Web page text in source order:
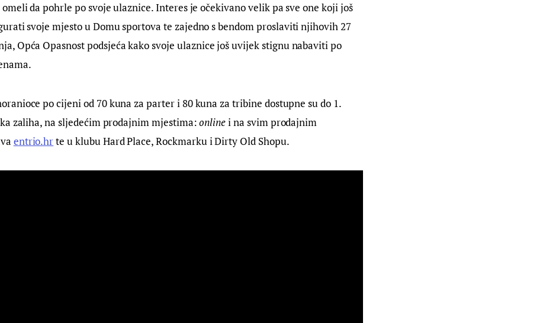
da pohrle po svoje ulaznice. Interes je očekivano velik pa sve one koji još
svoje mjesto u Domu sportova te zajedno s bendom proslaviti njihovih 27
Opća Opasnost podsjeća kako svoje ulaznice još uvijek stignu nabaviti po
po cijeni od 70 kuna za parter i 80 kuna za tribine dostupne su do 1.
zaliha, na sljedećim prodajnim mjestima: online i na svim prodajnim
entrio.hr te u klubu Hard Place, Rockmarku i Dirty Old Shopu.